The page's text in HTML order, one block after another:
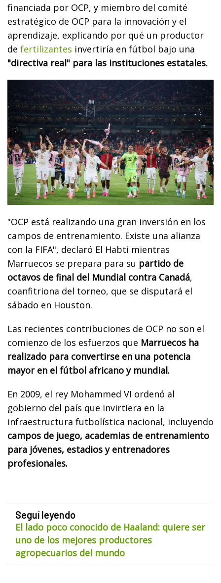
financiada por OCP, y miembro del comité
estratégico de OCP para la innovación y el
aprendizaje, explicando por qué un productor
de fertilizantes invertiría en fútbol bajo una
"directiva real" para las instituciones estatales.
"OCP está realizando una gran inversión en los
campos de entrenamiento. Existe una alianza
con la FIFA", declaró El Habti mientras
Marruecos se prepara para su partido de
octavos de final del Mundial contra Canadá,
coanfitriona del torneo, que se disputará el
sábado en Houston.
Las recientes contribuciones de OCP no son el
comienzo de los esfuerzos que Marruecos ha
realizado para convertirse en una potencia
mayor en el fútbol africano y mundial.
En 2009, el rey Mohammed VI ordenó al
gobierno del país que invirtiera en la
infraestructura futbolística nacional, incluyendo
campos de juego, academias de entrenamiento
para jóvenes, estadios y entrenadores
profesionales.
Seguí leyendo
El lado poco conocido de Haaland: quiere ser
uno de los mejores productores
agropecuarios del mundo